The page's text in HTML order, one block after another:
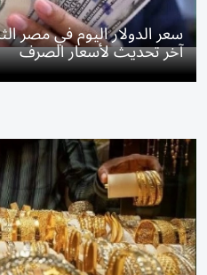
آخر تحديث لأسعار الصرف